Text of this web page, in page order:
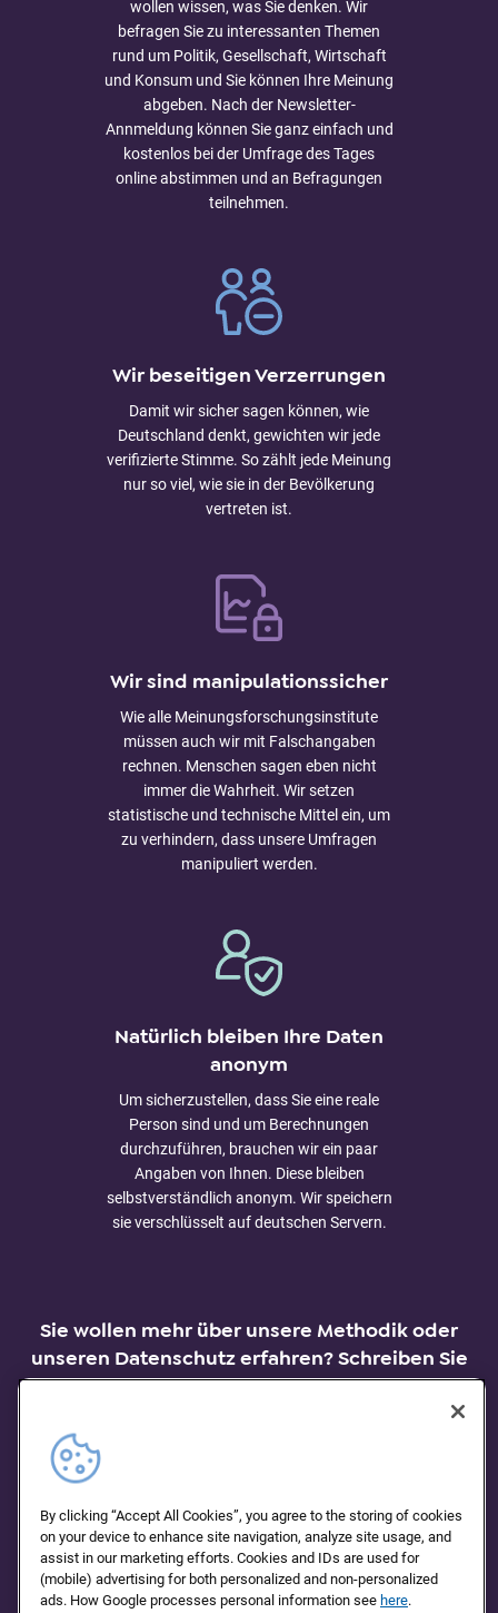
wollen wissen, was Sie denken. Wir
befragen Sie zu interessanten Themen
rund um Politik, Gesellschaft, Wirtschaft
und Konsum und Sie können Ihre Meinung
abgeben. Nach der Newsletter-
Annmeldung können Sie ganz einfach und
kostenlos bei der Umfrage des Tages
online abstimmen und an Befragungen
teilnehmen.
Wir beseitigen Verzerrungen
Damit wir sicher sagen können, wie
Deutschland denkt, gewichten wir jede
verifizierte Stimme. So zählt jede Meinung
nur so viel, wie sie in der Bevölkerung
vertreten ist.
Wir sind manipulationssicher
Wie alle Meinungsforschungsinstitute
müssen auch wir mit Falschangaben
rechnen. Menschen sagen eben nicht
immer die Wahrheit. Wir setzen
statistische und technische Mittel ein, um
zu verhindern, dass unsere Umfragen
manipuliert werden.
Natürlich bleiben Ihre Daten
anonym
Um sicherzustellen, dass Sie eine reale
Person sind und um Berechnungen
durchzuführen, brauchen wir ein paar
Angaben von Ihnen. Diese bleiben
selbstverständlich anonym. Wir speichern
sie verschlüsselt auf deutschen Servern.
Sie wollen mehr über unsere Methodik oder
unseren Datenschutz erfahren? Schreiben Sie
uns auch gerne bei Fragen.
By clicking “Accept All Cookies”, you agree to the storing of cookies
on your device to enhance site navigation, analyze site usage, and
assist in our marketing efforts. Cookies and IDs are used for
(mobile) advertising for both personalized and non-personalized
ads. How Google processes personal information see here.